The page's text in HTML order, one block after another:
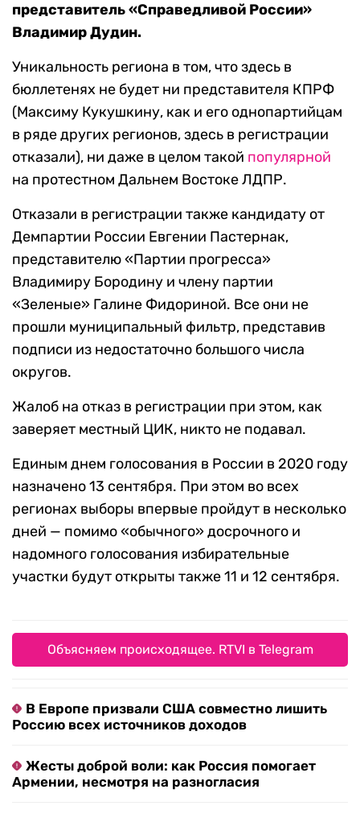
представитель «Справедливой России»
Владимир Дудин.
Уникальность региона в том, что здесь в
бюллетенях не будет ни представителя КПРФ
(Максиму Кукушкину, как и его однопартийцам
в ряде других регионов, здесь в регистрации
отказали), ни даже в целом такой популярной
на протестном Дальнем Востоке ЛДПР.
Отказали в регистрации также кандидату от
Демпартии России Евгении Пастернак,
представителю «Партии прогресса»
Владимиру Бородину и члену партии
«Зеленые» Галине Фидориной. Все они не
прошли муниципальный фильтр, представив
подписи из недостаточно большого числа
округов.
Жалоб на отказ в регистрации при этом, как
заверяет местный ЦИК, никто не подавал.
Единым днем голосования в России в 2020 году
назначено 13 сентября. При этом во всех
регионах выборы впервые пройдут в несколько
дней — помимо «обычного» досрочного и
надомного голосования избирательные
участки будут открыты также 11 и 12 сентября.
Объясняем происходящее. RTVI в Telegram
В Европе призвали США совместно лишить
Россию всех источников доходов
Жесты доброй воли: как Россия помогает
Армении, несмотря на разногласия